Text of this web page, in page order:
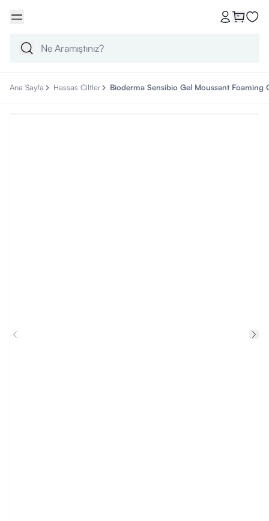
Ana Sayfa Hassas Ciltler Bioderma Sensibio Gel Moussant Foaming